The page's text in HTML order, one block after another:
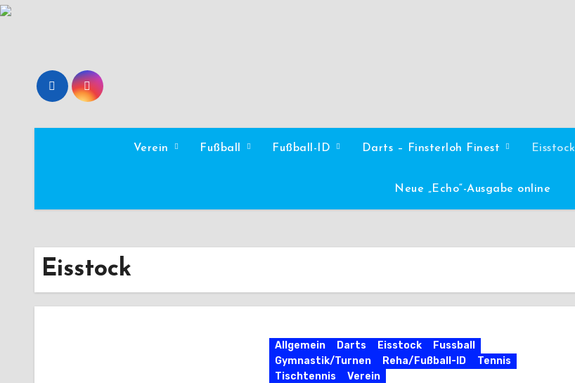
Zum
Verein Fußball Fußball-ID Darts – Finsterloh Finest Eisstock
Neue „Echo“-Ausgabe online
Eisstock
Allgemein Darts Eisstock
Fussball
Gymnastik/Turnen
Reha/Fußball-ID
Tennis
Tischtennis
Verein